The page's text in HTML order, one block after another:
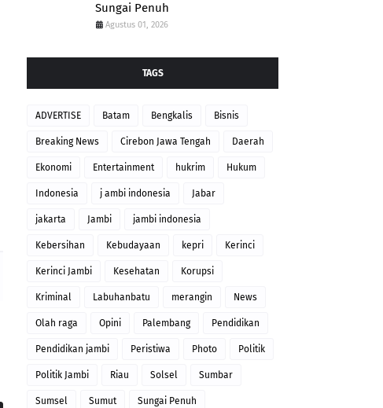
Sungai Penuh
Agustus 01, 2026
TAGS
ADVERTISE Batam Bengkalis Bisnis
Breaking News Cirebon Jawa Tengah Daerah
Ekonomi Entertainment hukrim Hukum
Indonesia j ambi indonesia Jabar
jakarta Jambi jambi indonesia
Kebersihan Kebudayaan kepri Kerinci
Kerinci Jambi Kesehatan Korupsi
Kriminal Labuhanbatu merangin News
Olah raga Opini Palembang Pendidikan
Pendidikan jambi Peristiwa Photo Politik
Politik Jambi Riau Solsel Sumbar
Sumsel Sumut Sungai Penuh